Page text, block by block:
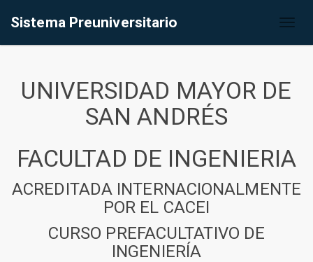
Sistema Preuniversitario
UNIVERSIDAD MAYOR DE
SAN ANDRÉS
FACULTAD DE INGENIERIA
ACREDITADA INTERNACIONALMENTE
POR EL CACEI
CURSO PREFACULTATIVO DE
INGENIERÍA